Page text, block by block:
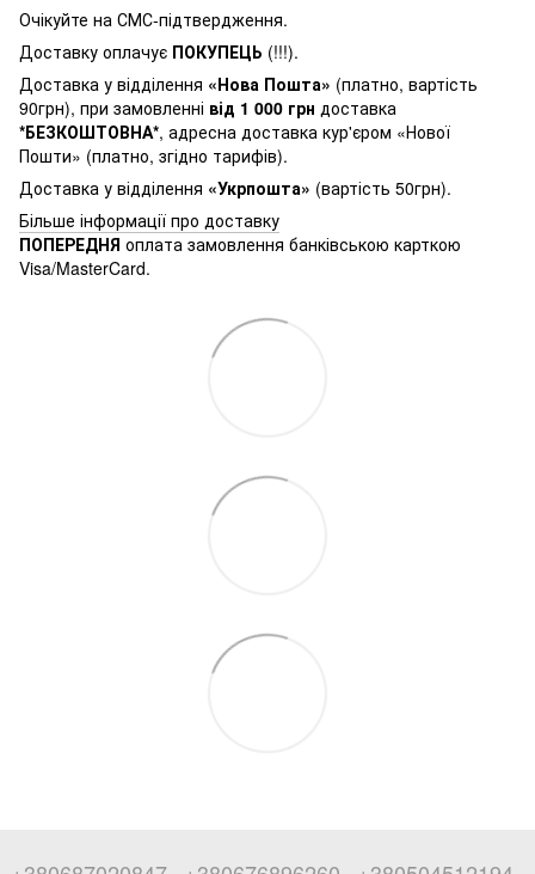
Очікуйте на СМС-підтвердження.
Доставку оплачує ПОКУПЕЦЬ (!!!).
Доставка у відділення «Нова Пошта» (платно, вартість
90грн), при замовленні від 1 000 грн доставка
*БЕЗКОШТОВНА*, адресна доставка кур'єром «Нової
Пошти» (платно, згідно тарифів).
Доставка у відділення «Укрпошта» (вартість 50грн).
Більше інформації про доставку
ПОПЕРЕДНЯ оплата замовлення банківською карткою
Visa/MasterCard.